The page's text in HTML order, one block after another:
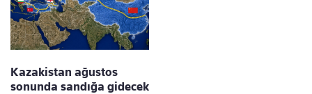
Kazakistan ağustos
sonunda sandığa gidecek